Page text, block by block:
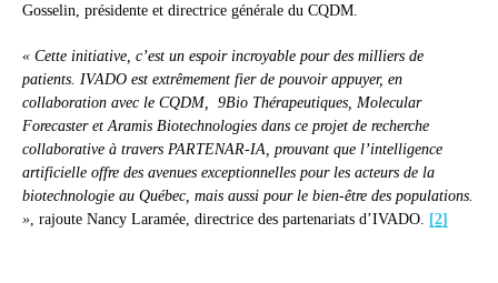
Gosselin, présidente et directrice générale du CQDM.
« Cette initiative, c’est un espoir incroyable pour des milliers de
patients. IVADO est extrêmement fier de pouvoir appuyer, en
collaboration avec le CQDM, 9Bio Thérapeutiques, Molecular
Forecaster et Aramis Biotechnologies dans ce projet de recherche
collaborative à travers PARTENAR-IA, prouvant que l’intelligence
artificielle offre des avenues exceptionnelles pour les acteurs de la
biotechnologie au Québec, mais aussi pour le bien-être des populations.
», rajoute Nancy Laramée, directrice des partenariats d’IVADO. [2]